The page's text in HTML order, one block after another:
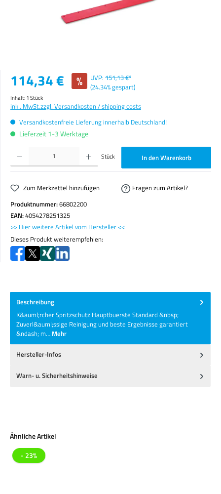
Verkaufspreis:
114,34 € % UVP: 151,13 €*
(24.34% gespart)
Inhalt:1 Stück
inkl. MwSt.zzgl. Versandkosten / shipping costs
Versandkostenfreie Lieferung innerhalb Deutschland!
Lieferzeit 1-3 Werktage
Produkt Anzahl: Gib den gewünschten Wert ein oder benutze die Schaltflächen um die Anzahl zu
Stück In den Warenkorb
Zum Merkzettel hinzufügen
Fragen zum Artikel?
Produktnummer:66802200
EAN:4054278251325
>> Hier weitere Artikel vom Hersteller <<
Dieses Produkt weiterempfehlen:
Beschreibung
K&auml;rcher Spritzschutz Hauptbuerste Standard &nbsp;
Zuverl&auml;ssige Reinigung und beste Ergebnisse garantiert
&ndash; m… Mehr
Hersteller-Infos
Warn- u. Sicherheitshinweise
Produktgalerie überspringen
Ähnliche Artikel
- 23%